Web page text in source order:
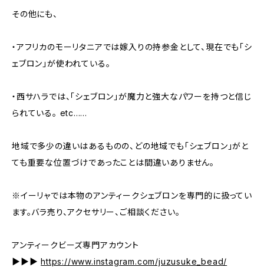
その他にも、
・アフリカのモーリタニアでは嫁入りの持参金として、現在でも「シ
ェブロン」が使われている。
・西サハラでは、「シェブロン」が魔力と強大なパワーを持つと信じ
られている。 etc......
地域で多少の違いはあるものの、どの地域でも「シェブロン」がと
ても重要な位置づけであったことは間違いありません。
※イーリャでは本物のアンティークシェブロンを専門的に扱ってい
ます。バラ売り、アクセサリー、ご相談ください。
アンティークビーズ専門アカウント
▶︎▶︎▶︎https://www.instagram.com/juzusuke_bead/